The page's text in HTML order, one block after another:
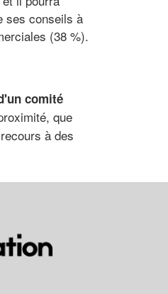
ses conseils à
(38 %).
comité
que
à des